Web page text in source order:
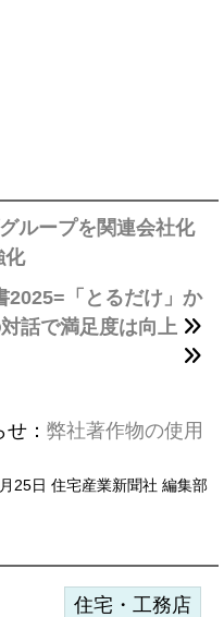
ループを関連会社化
化
2025=「とるだけ」か
話で満足度は向上
： 弊社著作物の使用
25日 住宅産業新聞社 編集部
住宅・工務店